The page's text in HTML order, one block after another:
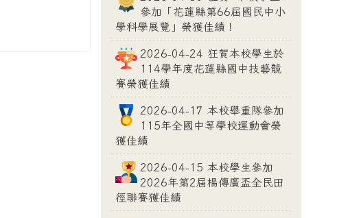
參加「花蓮縣第66屆國民中小
學科學展覽」榮獲佳績！
2026-04-24 狂賀本校學生於
114學年度花蓮縣國中技藝競
賽榮獲佳績
2026-04-17 本校舉重隊參加
115年全國中等學校運動會榮
獲佳績
2026-04-15 本校學生參加
2026年第2屆楊傳廣盃全民田
徑聯賽獲佳績